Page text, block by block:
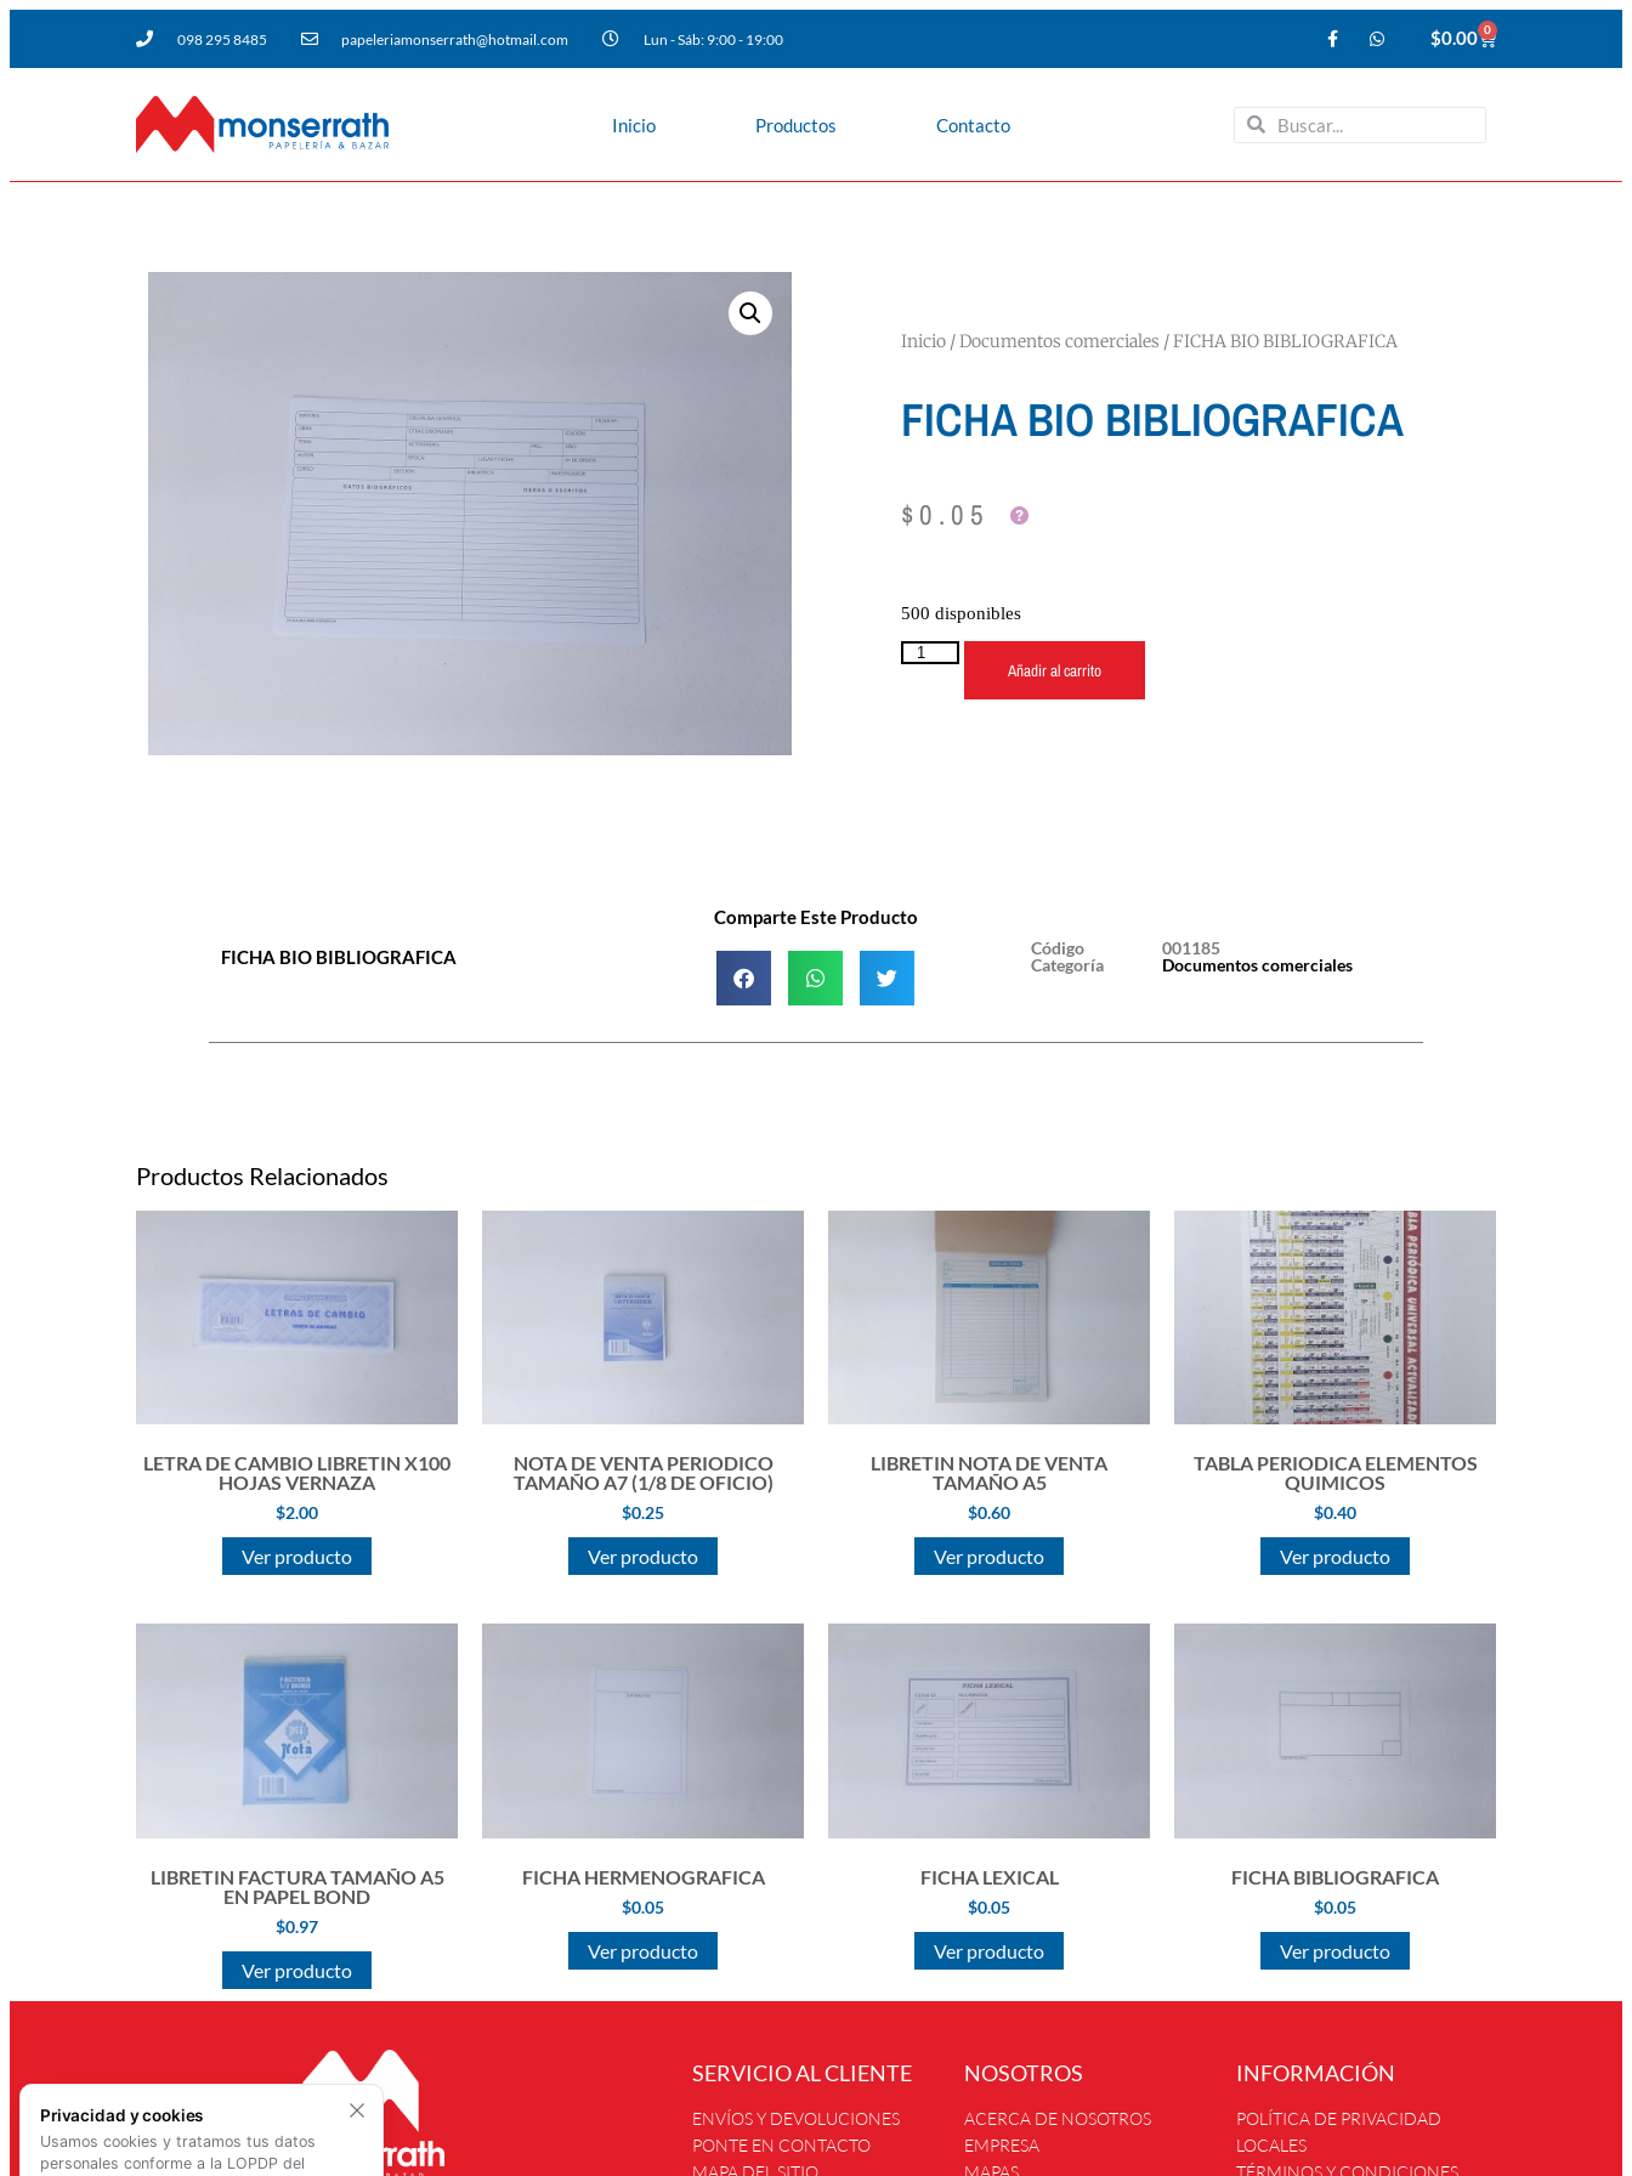
098 295 8485 papeleriamonserrath@hotmail.com Lun - Sáb: 9:00 - 19:00 $0.00 0
Inicio Productos Contacto
Inicio /Documentos comerciales / FICHA BIO BIBLIOGRAFICA
FICHA BIO BIBLIOGRAFICA
$ 0.05
500 disponibles
Añadir al carrito
FICHA BIO BIBLIOGRAFICA
Comparte Este Producto
Código
001185
Categoría
Documentos comerciales
Productos Relacionados
LETRA DE CAMBIO LIBRETIN X100
HOJAS VERNAZA
$2.00
Ver producto
NOTA DE VENTA PERIODICO
TAMAÑO A7 (1/8 DE OFICIO)
$0.25
Ver producto
LIBRETIN NOTA DE VENTA
TAMAÑO A5
$0.60
Ver producto
TABLA PERIODICA ELEMENTOS
QUIMICOS
$0.40
Ver producto
LIBRETIN FACTURA TAMAÑO A5
EN PAPEL BOND
$0.97
Ver producto
FICHA HERMENOGRAFICA
$0.05
Ver producto
FICHA LEXICAL
$0.05
Ver producto
FICHA BIBLIOGRAFICA
$0.05
Ver producto
SERVICIO AL CLIENTE
ENVÍOS Y DEVOLUCIONES
PONTE EN CONTACTO
MAPA DEL SITIO
NOSOTROS
ACERCA DE NOSOTROS
EMPRESA
MAPAS
INFORMACIÓN
POLÍTICA DE PRIVACIDAD
LOCALES
TÉRMINOS Y CONDICIONES
Privacidad y cookies
Usamos cookies y tratamos tus datos
personales conforme a la LOPDP del